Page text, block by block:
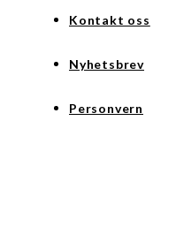
Kontakt oss
Nyhetsbrev
Personvern